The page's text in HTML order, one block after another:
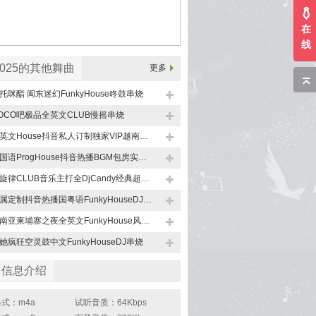
的其他舞曲 更多
咪酯 闽东迷幻FunkyHouse咚鼓串烧
吧极品全英文CLUB慢摇串烧
中英文House抖音私人订制独家VIP越南鼓上头串烧
全国语ProgHouse抖音热播BGM包房实录高品质串烧
全旋律CLUB音乐主打全DjCandy经典超嗨美妙绝伦串烧
专属定制抖音热播国粤语FunkyHouseDJ串烧
东南亚柬埔寨之夜全英文FunkyHouse风格DJ串烧
疯狂空灵鼓中文FunkyHouseDJ串烧
息介绍
：m4a
试听音质：64Kbps
在
线